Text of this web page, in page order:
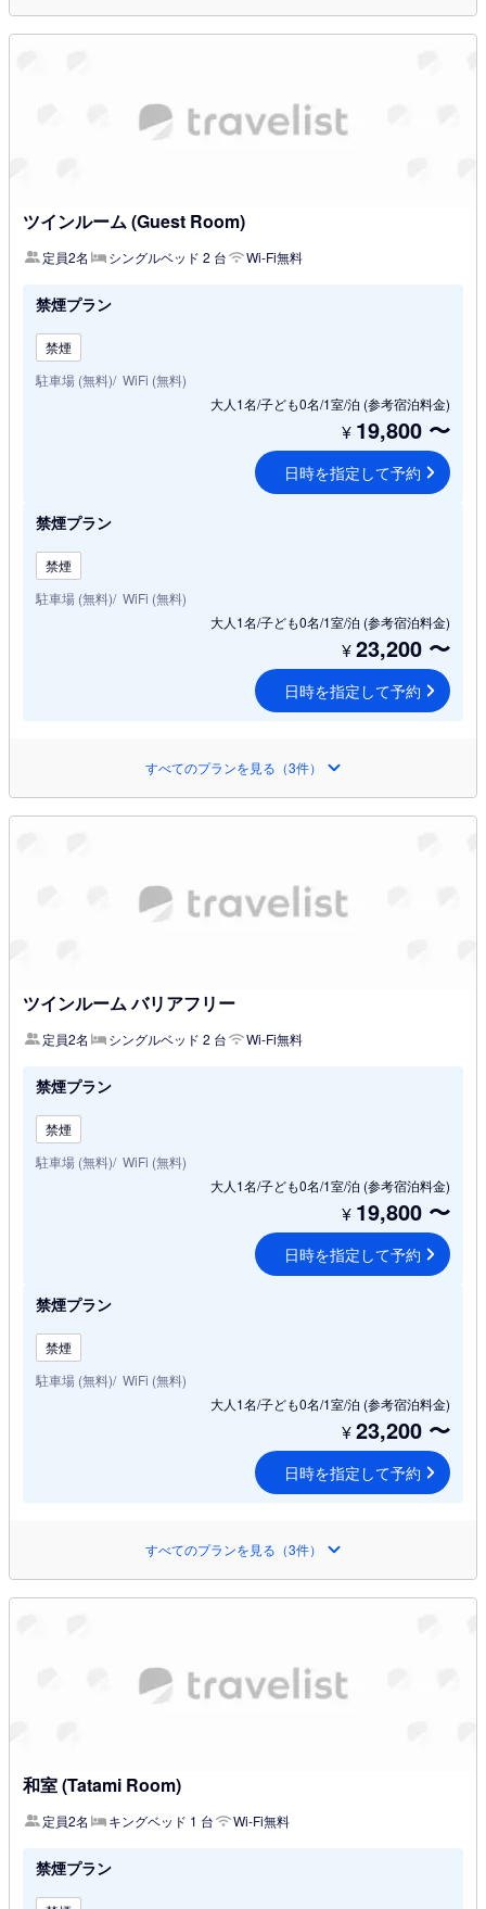
ツインルーム (Guest Room)
定員2名 シングルベッド 2 台 Wi-Fi無料
禁煙プラン
禁煙
駐車場 (無料) WiFi (無料)
大人1名/子ども0名/1室/泊 (参考宿泊料金)
¥ 19,800 〜
日時を指定して予約
禁煙プラン
禁煙
駐車場 (無料) WiFi (無料)
大人1名/子ども0名/1室/泊 (参考宿泊料金)
¥23,200 〜
日時を指定して予約
すべてのプランを見る（3件）
ツインルーム バリアフリー
定員2名 シングルベッド 2 台 Wi-Fi無料
禁煙プラン
禁煙
駐車場 (無料) WiFi (無料)
大人1名/子ども0名/1室/泊 (参考宿泊料金)
¥ 19,800 〜
日時を指定して予約
禁煙プラン
禁煙
駐車場 (無料) WiFi (無料)
大人1名/子ども0名/1室/泊 (参考宿泊料金)
¥23,200 〜
日時を指定して予約
すべてのプランを見る（3件）
和室 (Tatami Room)
定員2名 キングベッド 1 台 Wi-Fi無料
禁煙プラン